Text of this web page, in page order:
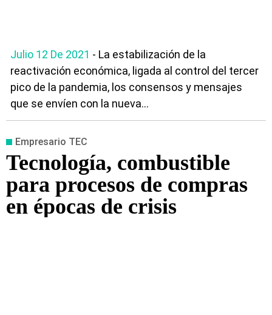
Julio 12 De 2021 - La estabilización de la
reactivación económica, ligada al control del tercer
pico de la pandemia, los consensos y mensajes
que se envíen con la nueva...
Empresario TEC
Tecnología, combustible
para procesos de compras
en épocas de crisis